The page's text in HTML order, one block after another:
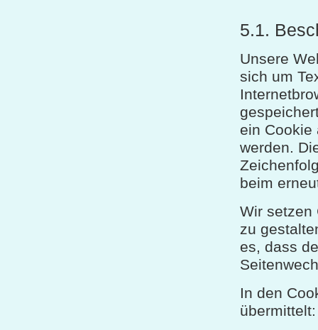
5.1.
Unsere
sich um
ein Cookie
werden.
beim
Wir setzen
zu
es, dass
In den
übermittelt: